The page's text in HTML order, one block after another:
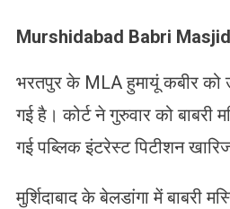
Murshidabad Babri Masjid
भरतपुर के MLA हुमायूं कबीर को
गई है। कोर्ट ने गुरुवार को
गई पब्लिक इंटरेस्ट पिटीशन
मुर्शिदाबाद के बेलडांगा में बाबरी